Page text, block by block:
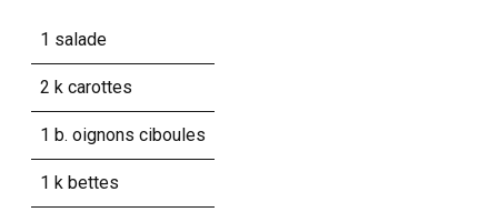
1 salade
2 k carottes
1 b. oignons ciboules
1 k bettes